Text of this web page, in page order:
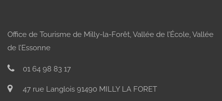
Office de Tourisme de Milly-la-Forêt, Vallée de l’École, Vallée
de l’Essonne
01 64 98 83 17
47 rue Langlois 91490 MILLY LA FORET